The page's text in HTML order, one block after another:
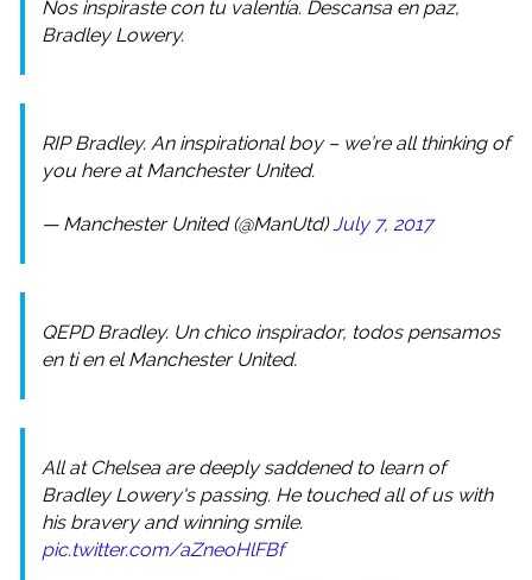
Nos inspiraste con tu valentía. Descansa en paz,
Bradley Lowery.
RIP Bradley. An inspirational boy – we’re all thinking of
you here at Manchester United.
— Manchester United (@ManUtd)July 7, 2017
QEPD Bradley. Un chico inspirador, todos pensamos
en ti en el Manchester United.
All at Chelsea are deeply saddened to learn of
Bradley Lowery's passing. He touched all of us with
his bravery and winning smile.
pic.twitter.com/aZneoHlFBf